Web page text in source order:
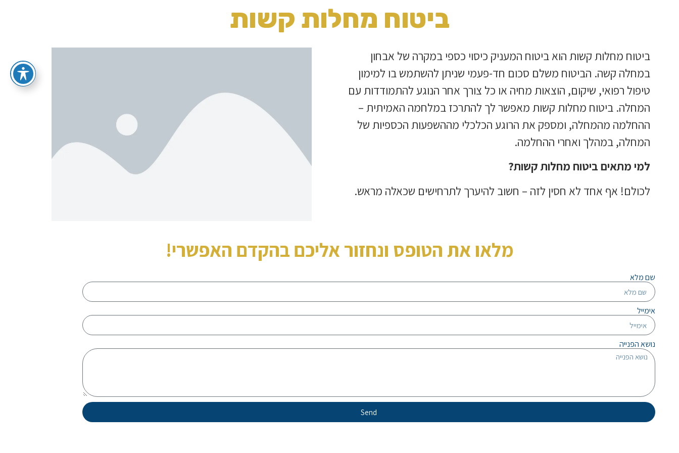
ביטוח מחלות קשות
ביטוח מחלות קשות הוא ביטוח המעניק כיסוי כספי במקרה של אבחון
במחלה קשה. הביטוח משלם סכום חד-פעמי שניתן להשתמש בו למימון
טיפול רפואי, שיקום, הוצאות מחיה או כל צורך אחר הנוגע להתמודדות עם
המחלה. ביטוח מחלות קשות מאפשר לך להתרכז במלחמה האמיתית –
ההחלמה מהמחלה, ומספק את הרוגע הכלכלי מההשפעות הכספיות של
המחלה, במהלך ואחרי ההחלמה.
למי מתאים ביטוח מחלות קשות?
לכולם! אף אחד לא חסין לזה – חשוב להיערך לתרחישים שכאלה מראש.
מלאו את הטופס ונחזור אליכם בהקדם האפשרי!
שם מלא
אימייל
נושא הפנייה
Send